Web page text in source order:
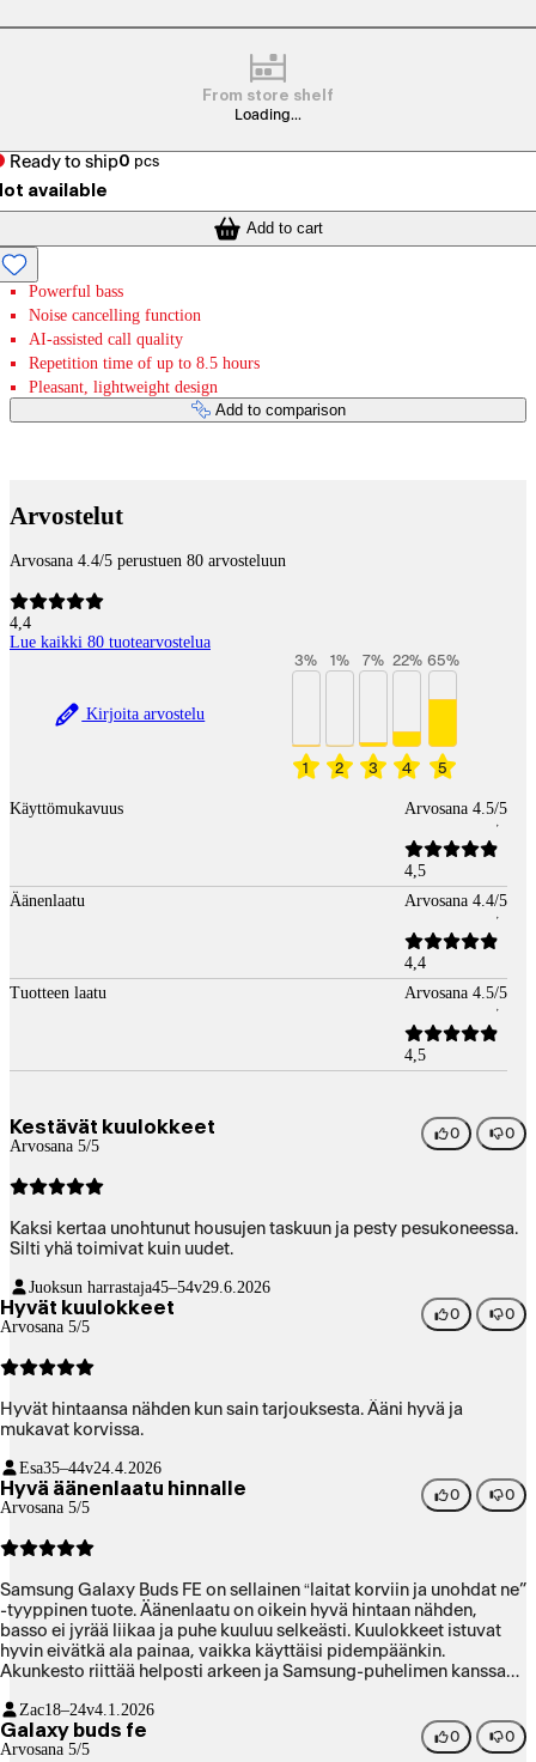
From store shelf
Loading...
Ready to ship0 pcs
available
Add to cart
Powerful bass
Noise cancelling function
AI-assisted call quality
Repetition time of up to 8.5 hours
Pleasant, lightweight design
Add to comparison
Arvostelut
Arvosana 4.4/5 perustuen 80 arvosteluun
4,4
Lue kaikki 80 tuotearvostelua
Kirjoita arvostelu
1
3%
2
1%
3
7%
4
22%
5
65%
Käyttömukavuus Arvosana 4.5/5
4,5
Äänenlaatu
Arvosana 4.4/5
4,4
Tuotteen laatu
Arvosana 4.5/5
4,5
Kestävät kuulokkeet
Arvosana 5/5
0 0
Kaksi kertaa unohtunut housujen taskuun ja pesty pesukoneessa.
Silti yhä toimivat kuin uudet.
Juoksun harrastaja45–54v29.6.2026
Hyvät kuulokkeet
Arvosana 5/5
0 0
Hyvät hintaansa nähden kun sain tarjouksesta. Ääni hyvä ja
mukavat korvissa.
Esa35–44v24.4.2026
Hyvä äänenlaatu hinnalle
Arvosana 5/5
0 0
Samsung Galaxy Buds FE on sellainen “laitat korviin ja unohdat ne”
-tyyppinen tuote. Äänenlaatu on oikein hyvä hintaan nähden,
basso ei jyrää liikaa ja puhe kuuluu selkeästi. Kuulokkeet istuvat
hyvin eivätkä ala painaa, vaikka käyttäisi pidempäänkin.
Akunkesto riittää helposti arkeen ja Samsung-puhelimen kanssa
nappikuulokkeet ilman turhaa kikkailua – juuri sitä, mitä tältä
hintaluokalta toivoo.
Zac18–24v4.1.2026
Galaxy buds fe
Arvosana 5/5
0 0